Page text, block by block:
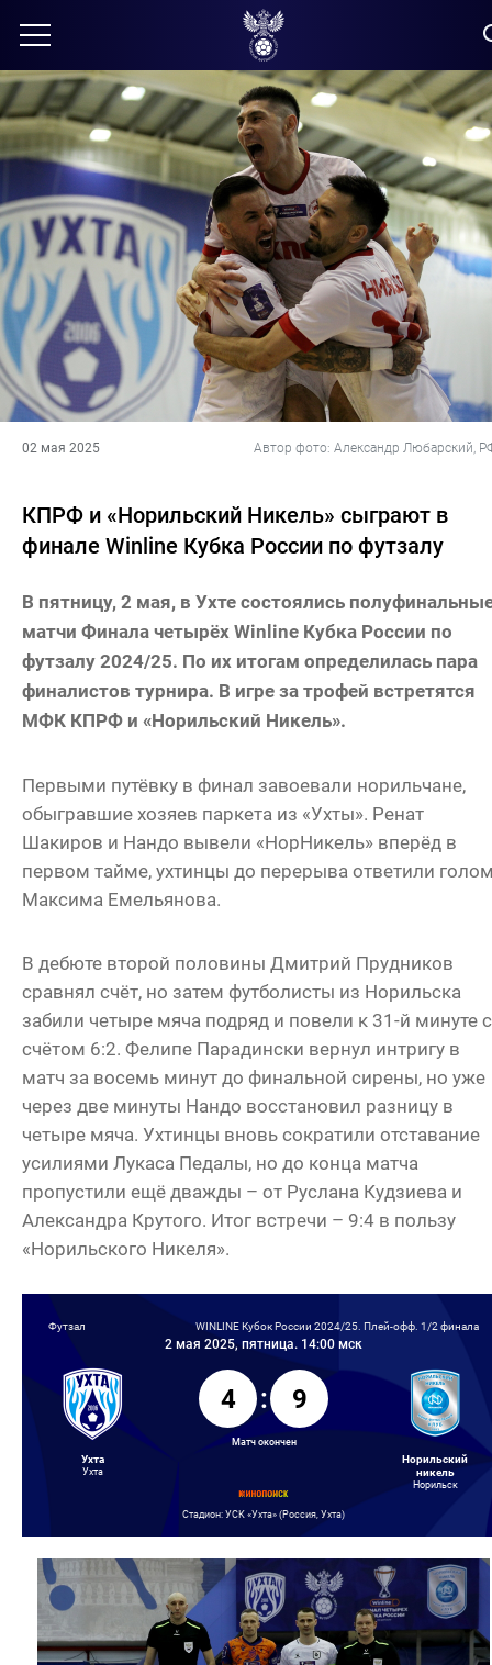
02 мая 2025 Автор фото: Александр Любарский,
КПРФ и «​Норильский Никель» сыграют в
финале Winline Кубка России по футзалу
В пятницу, 2 мая, в Ухте состоялись
матчи Финала четырёх Winline Кубка России по
футзалу 2024/25. По их итогам определилась пара
финалистов турнира. В игре за трофей встретятся
МФК КПРФ и «Норильский Никель».
Первыми путёвку в финал завоевали норильчане,
обыгравшие хозяев паркета из «Ухты». Ренат
Шакиров и Нандо вывели «НорНикель» вперёд в
первом тайме, ухтинцы до перерыва ответили
Максима Емельянова.
В дебюте второй половины Дмитрий Прудников
сравнял счёт, но затем футболисты из Норильска
забили четыре мяча подряд и повели к 31-й минуте
счётом 6:2. Фелипе Парадински вернул интригу в
матч за восемь минут до финальной сирены, но уже
через две минуты Нандо восстановил разницу в
четыре мяча. Ухтинцы вновь сократили отставание
усилиями Лукаса Педалы, но до конца матча
пропустили ещё дважды – от Руслана Кудзиева и
Александра Крутого. Итог встречи – 9:4 в пользу
«Норильского Никеля».
Футзал
2 мая 2025, пятница. 14:00 мск
WINLINE Кубок России 2024/25. Плей-офф. 1/2 финала
Ухта
Ухта
4 : 9
Матч окончен
Норильский
никель
Норильск
Стадион: УСК «Ухта» (Россия, Ухта)